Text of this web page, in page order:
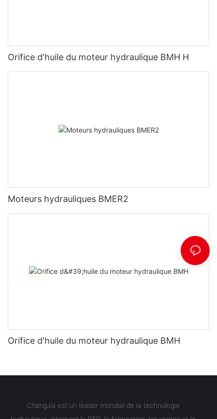
Orifice d'huile du moteur hydraulique BMH H
Moteurs hydrauliques BMER2
Orifice d'huile du moteur hydraulique BMH
ChangJia est un leader mondial de la technologie